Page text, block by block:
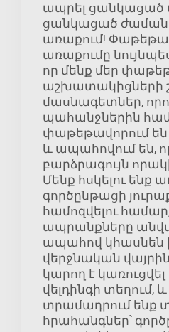
ապրել ցանկացած
ցանկացած
առաքում!
առաքումը
որ մենք մեր
աշխատակիցների
մասնագետներ,
պահանջներին
փաթեթավորում են
և ապահովում են,
բարձրագույն
Մենք հսկելու ենք
գործընթացի
համոզվելու
ապրանքները
ապահով կհասնեն
վերջնական
կարող է
վելդինգի տեղում,
տրամադրում ենք
հրահանգներ՝